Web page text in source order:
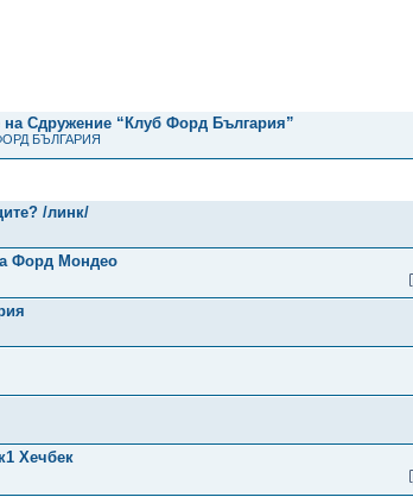
Сдружение “Клуб Форд България”
БЪЛГАРИЯ
/линк/
Форд Мондео
Хечбек